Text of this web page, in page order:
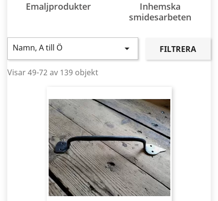
Emaljprodukter
Inhemska
smidesarbeten
Namn, A till Ö  FILTRERA
Visar 49-72 av 139 objekt